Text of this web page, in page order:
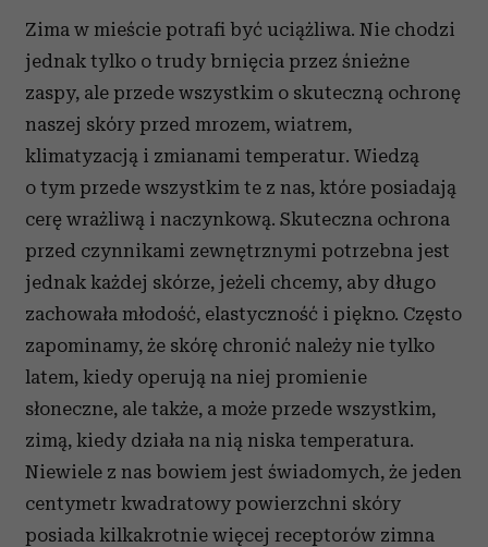
Zima w mieście potrafi być uciążliwa. Nie chodzi
jednak tylko o trudy brnięcia przez śnieżne
zaspy, ale przede wszystkim o skuteczną ochronę
naszej skóry przed mrozem, wiatrem,
klimatyzacją i zmianami temperatur. Wiedzą
o tym przede wszystkim te z nas, które posiadają
cerę wrażliwą i naczynkową. Skuteczna ochrona
przed czynnikami zewnętrznymi potrzebna jest
jednak każdej skórze, jeżeli chcemy, aby długo
zachowała młodość, elastyczność i piękno. Często
zapominamy, że skórę chronić należy nie tylko
latem, kiedy operują na niej promienie
słoneczne, ale także, a może przede wszystkim,
zimą, kiedy działa na nią niska temperatura.
Niewiele z nas bowiem jest świadomych, że jeden
centymetr kwadratowy powierzchni skóry
posiada kilkakrotnie więcej receptorów zimna